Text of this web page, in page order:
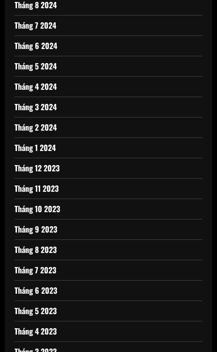
Tháng 8 2024
Tháng 7 2024
Tháng 6 2024
Tháng 5 2024
Tháng 4 2024
Tháng 3 2024
Tháng 2 2024
Tháng 1 2024
Tháng 12 2023
Tháng 11 2023
Tháng 10 2023
Tháng 9 2023
Tháng 8 2023
Tháng 7 2023
Tháng 6 2023
Tháng 5 2023
Tháng 4 2023